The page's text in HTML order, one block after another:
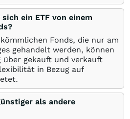
ein ETF von einem
Fonds, die nur am
gehandelt werden, können
über gekauft und verkauft
in Bezug auf
als andere